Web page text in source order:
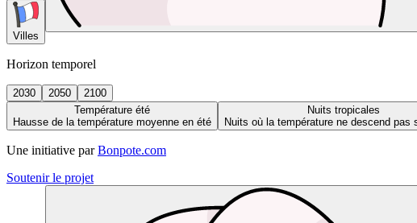
Villes
Horizon temporel
2030 2050
2100
Température été
Hausse de la température moyenne en été
Nuits tropicales
Nuits où la température ne descend pas
Une initiative par Bonpote.com
Soutenir le projet